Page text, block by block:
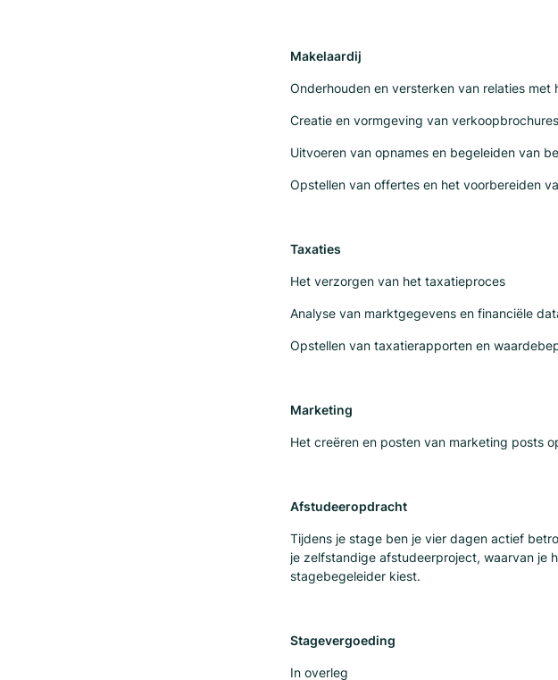
Makelaardij
Onderhouden en versterken van relaties met
Creatie en vormgeving van
Uitvoeren van opnames en begeleiden van
Opstellen van offertes en het voorbereiden
Taxaties
Het verzorgen van het taxatieproces
Analyse van marktgegevens en financiële
Opstellen van taxatierapporten en
Marketing
Het creëren en posten van marketing posts
Afstudeeropdracht
Tijdens je stage ben je vier dagen actief
je zelfstandige afstudeerproject, waarvan je
stagebegeleider kiest.
Stagevergoeding
In overleg